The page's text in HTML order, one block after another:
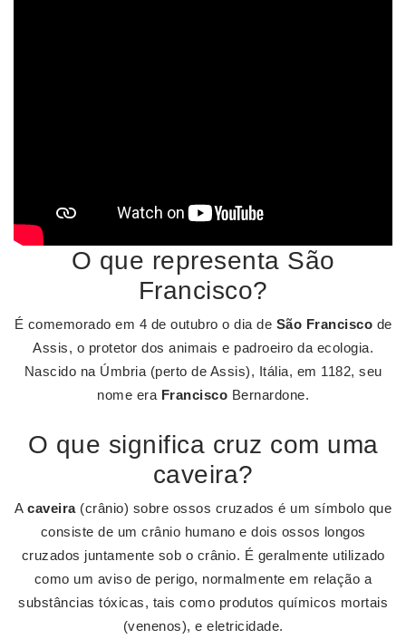
O que representa São
Francisco?
É comemorado em 4 de outubro o dia de São Francisco de
Assis, o protetor dos animais e padroeiro da ecologia.
Nascido na Úmbria (perto de Assis), Itália, em 1182, seu
nome era Francisco Bernardone.
O que significa cruz com uma
caveira?
A caveira(crânio) sobre ossos cruzados é um símbolo que
consiste de um crânio humano e dois ossos longos
cruzados juntamente sob o crânio. É geralmente utilizado
como um aviso de perigo, normalmente em relação a
substâncias tóxicas, tais como produtos químicos mortais
(venenos), e eletricidade.